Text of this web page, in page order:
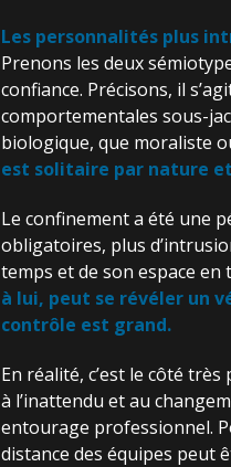
Les personnalités plus
Prenons les deux
confiance. Précisons, il
comportementales sous-
biologique, que moraliste
est solitaire par nature
Le confinement a été une
obligatoires, plus
temps et de son espace
à lui, peut se révéler un
contrôle est grand.
En réalité, c’est le côté
à l’inattendu et au
entourage professionnel.
distance des équipes peut